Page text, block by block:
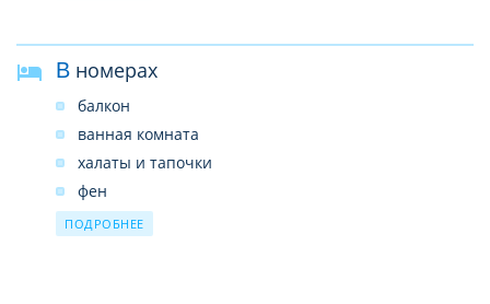
В номерах
балкон
ванная комната
халаты и тапочки
фен
кондиционер
ПОДРОБНЕЕ